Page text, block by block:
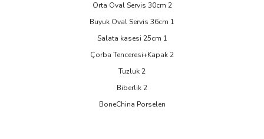
Orta Oval Servis 30cm 2
Buyuk Oval Servis 36cm 1
Salata kasesi 25cm 1
Çorba Tenceresi+Kapak 2
Tuzluk 2
Biberlik 2
BoneChina Porselen